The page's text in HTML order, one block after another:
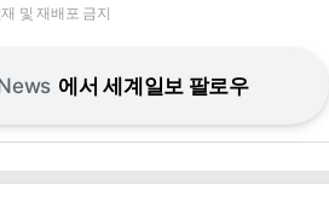
및 재배포 금지
에서 세계일보 팔로우